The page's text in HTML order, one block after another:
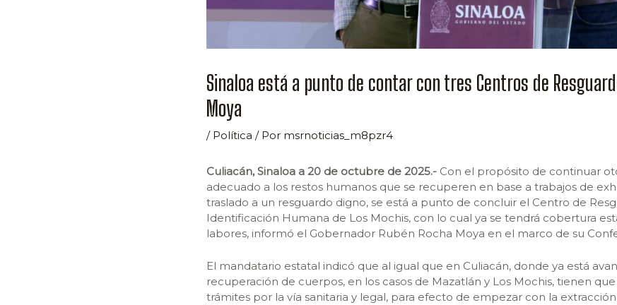
Sinaloa está a punto de contar con tres Centros de
Moya
/ Política / Por msrnoticias_m8pzr4
Culiacán, Sinaloa a 20 de octubre de 2025.- Con el propósito de continuar
adecuado a los restos humanos que se recuperen en base a trabajos de
traslado a un resguardo digno, se está a punto de concluir el Centro de
Identificación Humana de Los Mochis, con lo cual ya se tendrá cobertura
labores, informó el Gobernador Rubén Rocha Moya en el marco de su
El mandatario estatal indicó que al igual que en Culiacán, donde ya está
recuperación de cuerpos, en los casos de Mazatlán y Los Mochis, tienen
trámites por la vía sanitaria y legal, para efecto de empezar con la